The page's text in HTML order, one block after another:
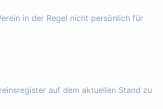
in der Regel nicht persönlich für
auf dem aktuellen Stand zu